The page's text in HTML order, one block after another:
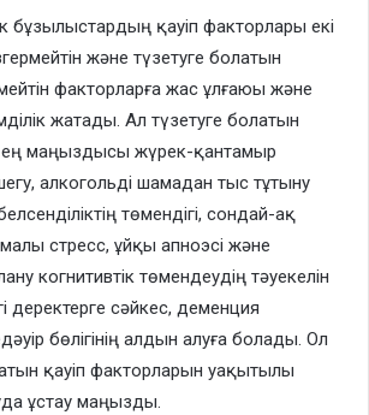
бұзылыстардың қауіп факторлары екі
және түзетуге болатын
факторларға жас ұлғаюы және
жатады. Ал түзетуге болатын
ең маңыздысы жүрек-қантамыр
алкогольді шамадан тыс тұтыну
төмендігі, сондай-ақ
стресс, ұйқы апноэсі және
когнитивтік төмендеудің тәуекелін
деректерге сәйкес, деменция
бөлігінің алдын алуға болады. Ол
қауіп факторларын уақытылы
ұстау маңызды.